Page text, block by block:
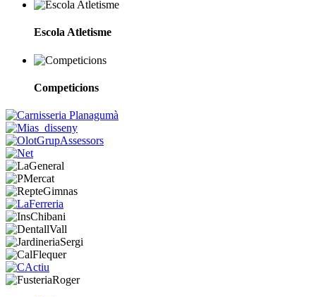
Escola Atletisme
Competicions